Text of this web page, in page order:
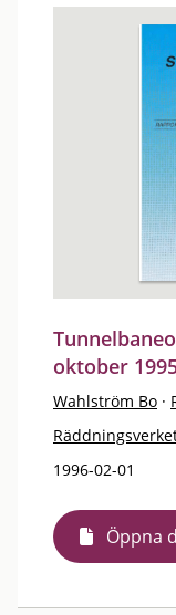
oktober
Wahlström Bo ·
1996-02-01
Öppna